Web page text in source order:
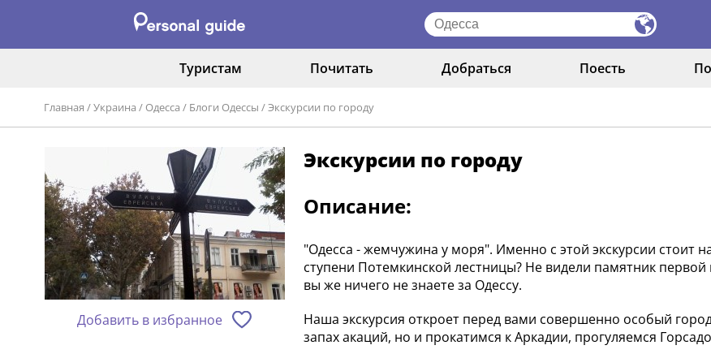
Туристам Почитать Добраться Поесть
Главная /Украина / Одесса / Блоги Одессы /Экскурсии по городу
Добавить в избранное
Экскурсии по городу
Описание:
"Одесса - жемчужина у моря". Именно с этой экскурсии стоит
ступени Потемкинской лестницы? Не видели памятник первой
вы же ничего не знаете за Одессу.
Наша экскурсия откроет перед вами совершенно особый
запах акаций, но и прокатимся к Аркадии, прогуляемся